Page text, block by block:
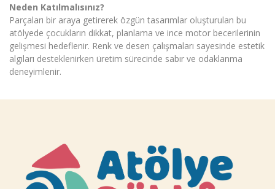
Neden Katılmalısınız?
Parçaları bir araya getirerek özgün tasarımlar oluşturulan bu
atölyede çocukların dikkat, planlama ve ince motor becerilerinin
gelişmesi hedeflenir. Renk ve desen çalışmaları sayesinde estetik
algıları desteklenirken üretim sürecinde sabır ve odaklanma
deneyimlenir.